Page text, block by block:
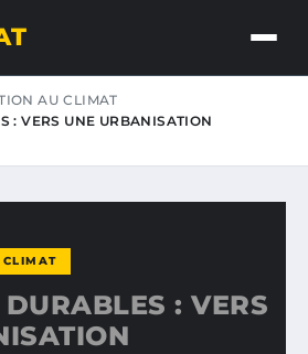
AU CLIMAT
: VERS UNE URBANISATION
: VERS